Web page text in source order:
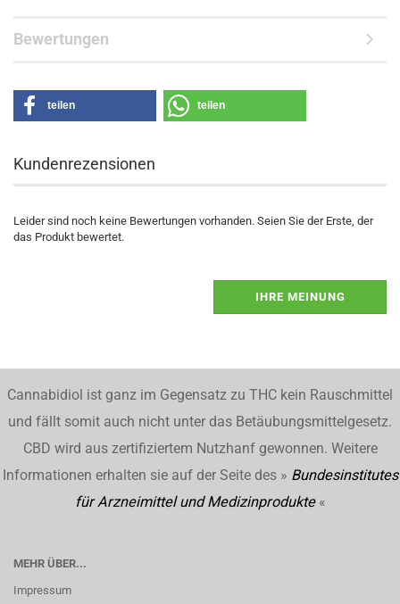
Bewertungen
teilen teilen
Kundenrezensionen
Leider sind noch keine Bewertungen vorhanden. Seien Sie der Erste, der
das Produkt bewertet.
IHRE MEINUNG
Cannabidiol ist ganz im Gegensatz zu THC kein Rauschmittel
und fällt somit auch nicht unter das Betäubungsmittelgesetz.
CBD wird aus zertifiziertem Nutzhanf gewonnen. Weitere
Informationen erhalten sie auf der Seite des » Bundesinstitutes
für Arzneimittel und Medizinprodukte«
MEHR ÜBER...
Impressum